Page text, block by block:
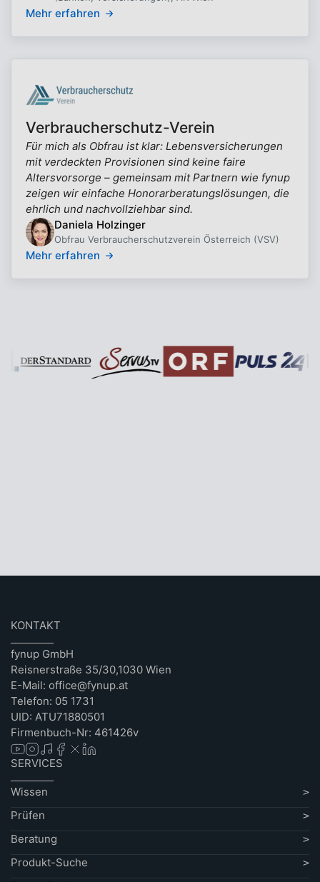
Mehr erfahren
Verbraucherschutz-Verein
Für mich als Obfrau ist klar: Lebensversicherungen
mit verdeckten Provisionen sind keine faire
Altersvorsorge – gemeinsam mit Partnern wie fynup
zeigen wir einfache Honorarberatungslösungen, die
ehrlich und nachvollziehbar sind.
Daniela Holzinger
Obfrau Verbraucherschutzverein Österreich (VSV)
Mehr erfahren
KONTAKT
fynup GmbH
Reisnerstraße 35/30,1030 Wien
E-Mail: office@fynup.at
Telefon: 05 1731
UID: ATU71880501
Firmenbuch-Nr: 461426v
SERVICES
Wissen
Prüfen
Beratung
Produkt-Suche